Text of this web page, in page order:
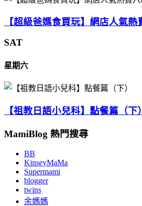
【超級爸媽食買玩】網店人氣熱
SAT
星期六
【祖教日語小兒科】點餐篇（下）
MamiBlog 熱門搜尋
BB
KinseyMaMa
Supermami
blogger
twins
余媽媽